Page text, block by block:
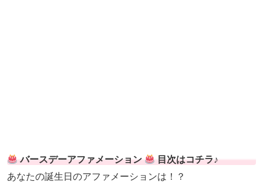
バースデーアファメーション
目次はコチラ♪
あなたの誕生日のアファメーションは！？